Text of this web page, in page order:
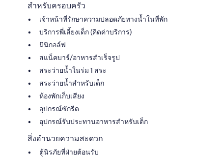
สำหรับครอบครัว
เจ้าหน้าที่รักษาความปลอดภัยทางน้ำในที่พัก
บริการพี่เลี้ยงเด็ก (คิดค่าบริการ)
มินิกอล์ฟ
สแน็คบาร์/อาหารสำเร็จรูป
สระว่ายน้ำในร่ม 1 สระ
สระว่ายน้ำสำหรับเด็ก
ห้องพักเก็บเสียง
อุปกรณ์ซักรีด
อุปกรณ์รับประทานอาหารสำหรับเด็ก
สิ่งอำนวยความสะดวก
ตู้นิรภัยที่ฝ่ายต้อนรับ